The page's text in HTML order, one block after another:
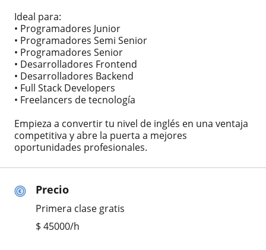
Precio
Primera clase gratis
$ 45000/h
Ideal para:
• Programadores Junior
• Programadores Semi Senior
• Programadores Senior
• Desarrolladores Frontend
• Desarrolladores Backend
• Full Stack Developers
• Freelancers de tecnología
Empieza a convertir tu nivel de inglés en una ventaja
competitiva y abre la puerta a mejores
oportunidades profesionales.